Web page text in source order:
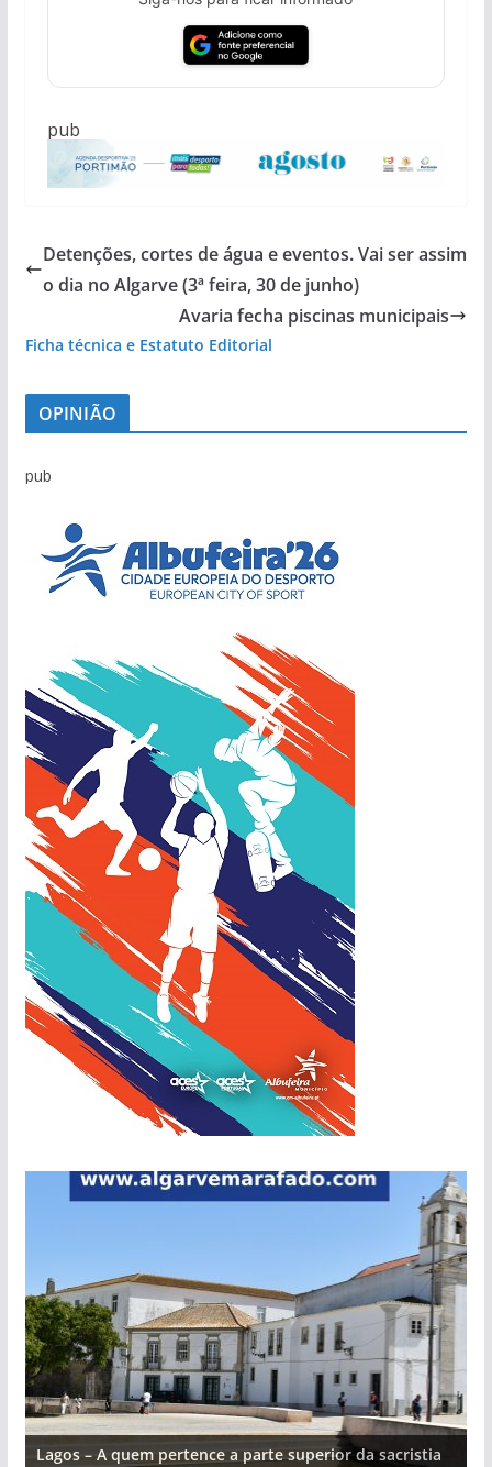
pub
Detenções, cortes de água e eventos. Vai ser assim
o dia no Algarve (3ª feira, 30 de junho)
Avaria fecha piscinas municipais
Ficha técnica e Estatuto Editorial
OPINIÃO
pub
Lagos – A quem pertence a parte superior da sacristia